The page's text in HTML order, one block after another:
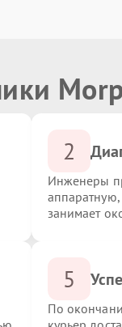
2
Инженеры
занимает
5
По